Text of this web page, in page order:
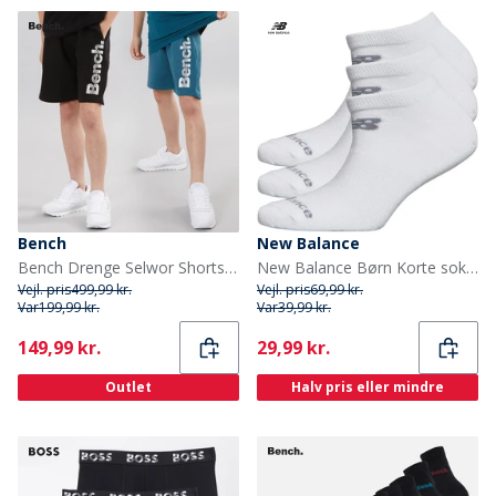
Bench
Bench Drenge Selwor Shorts Topak Teal/Sort
Vejl. pris499,99 kr.
Var199,99 kr.
Current
149,99 kr.
Outlet
New Balance
New Balance Børn Korte sokker Hvid
Vejl. pris69,99 kr.
Var39,99 kr.
Current
29,99 kr.
Halv pris eller mindre